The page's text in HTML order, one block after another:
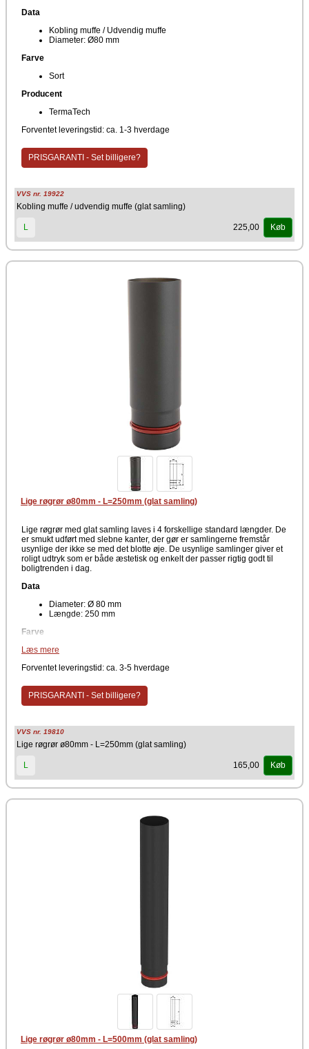
Data
Kobling muffe / Udvendig muffe
Diameter: Ø80 mm
Farve
Sort
Producent
TermaTech
Forventet leveringstid: ca. 1-3 hverdage
PRISGARANTI - Set billigere?
VVS nr. 19922
Kobling muffe / udvendig muffe (glat samling)
L 225,00 Køb
Lige røgrør ø80mm - L=250mm (glat samling)
Lige røgrør med glat samling laves i 4 forskellige standard længder. De
er smukt udført med slebne kanter, der gør er samlingerne fremstår
usynlige der ikke se med det blotte øje. De usynlige samlinger giver et
roligt udtryk som er både æstetisk og enkelt der passer rigtig godt til
boligtrenden i dag.
Data
Diameter: Ø 80 mm
Længde: 250 mm
Farve
Sort
Producent
TermaTech
Læs mere
Forventet leveringstid: ca. 3-5 hverdage
PRISGARANTI - Set billigere?
VVS nr. 19810
Lige røgrør ø80mm - L=250mm (glat samling)
L 165,00 Køb
Lige røgrør ø80mm - L=500mm (glat samling)